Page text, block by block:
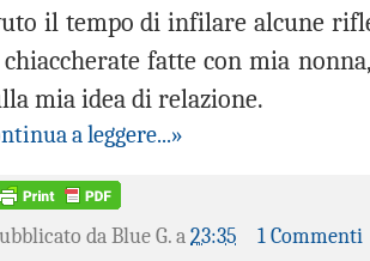
il tempo di infilare alcune
fatte con mia
mia idea di relazione.
a leggere...»
da Blue G. a 23:35
1 Commenti